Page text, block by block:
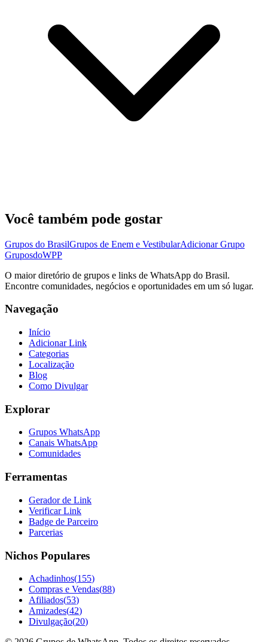
Você também pode gostar
Grupos do BrasilGrupos de Enem e VestibularAdicionar Grupo
GruposdoWPP
O maior diretório de grupos e links de WhatsApp do Brasil.
Encontre comunidades, negócios e oportunidades em um só lugar.
Navegação
Início
Adicionar Link
Categorias
Localização
Blog
Como Divulgar
Explorar
Grupos WhatsApp
Canais WhatsApp
Comunidades
Ferramentas
Gerador de Link
Verificar Link
Badge de Parceiro
Parcerias
Nichos Populares
Achadinhos(155)
Compras e Vendas(88)
Afiliados(53)
Amizades(42)
Divulgação(20)